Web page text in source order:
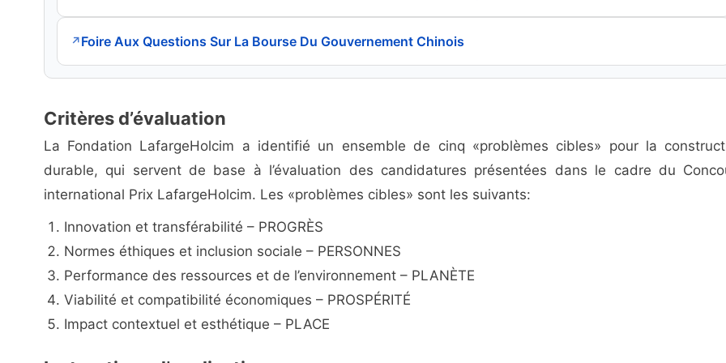
↗Foire Aux Questions Sur La Bourse Du Gouvernement Chinois
Critères d’évaluation
La Fondation LafargeHolcim a identifié un ensemble de cinq «problèmes cibles» pour la
durable, qui servent de base à l’évaluation des candidatures présentées dans le cadre du
international Prix LafargeHolcim. Les «problèmes cibles» sont les suivants:
Innovation et transférabilité – PROGRÈS
Normes éthiques et inclusion sociale – PERSONNES
Performance des ressources et de l’environnement – PLANÈTE
Viabilité et compatibilité économiques – PROSPÉRITÉ
Impact contextuel et esthétique – PLACE